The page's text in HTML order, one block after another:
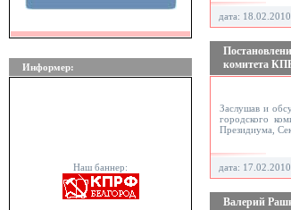
Информер:
Наш баннер:
дата: 18.02.2010
комитета
Заслушав и
городского
Президиума,
дата: 17.02.2010
Валерий